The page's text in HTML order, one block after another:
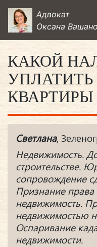
Адвокат
Оксана
КАКОЙ
КВАРТИРЫ
Светлана,
Недвижимость.
строительстве.
сопровождение
Признание права
недвижимость.
недвижимостью
Оспаривание
недвижимости.